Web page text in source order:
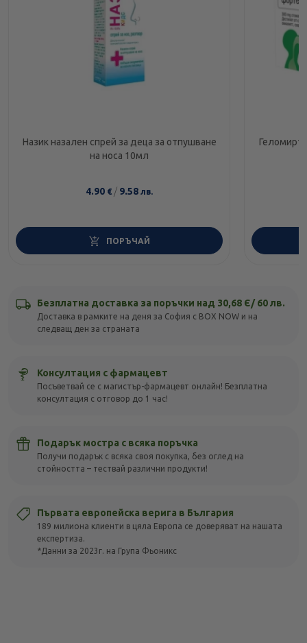
Назик назален спрей за деца за отпушване
на носа 10мл
4.90 € / 9.58 лв.
ПОРЪЧАЙ
Безплатна доставка за поръчки над 30,68 Є/ 60 лв.
Доставка в рамките на деня за София с BOX NOW и на
следващ ден за страната
Консултация с фармацевт
Посъветвай се с магистър-фармацевт онлайн! Безплатна
консултация с отговор до 1 час!
Подарък мостра с всяка поръчка
Получи подарък с всяка своя покупка, без оглед на
стойността – тествай различни продукти!
Първата европейска верига в България
189 милиона клиенти в цяла Европа се доверяват на нашата
експертиза.
*Данни за 2023г. на Група Фьоникс